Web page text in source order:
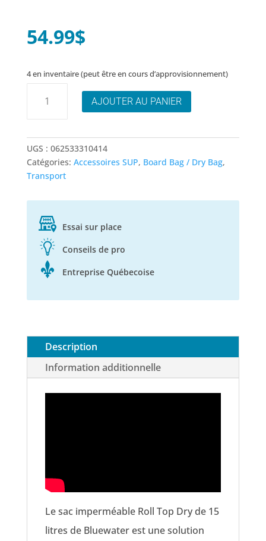
54.99$
4 en inventaire (peut être en cours d’approvisionnement)
Top
Dry
Bag
AJOUTER AU PANIER
UGS : 062533310414
Catégories: Accessoires SUP, Board Bag / Dry Bag,
Transport
Essai sur place
Conseils de pro
Entreprise Québecoise
Description
Information additionnelle
Le sac imperméable Roll Top Dry de 15
litres de Bluewater est une solution